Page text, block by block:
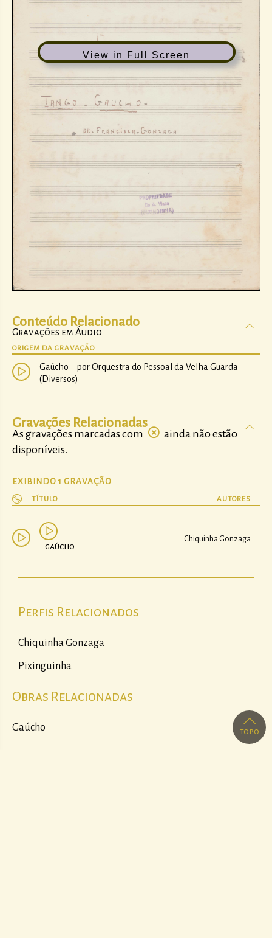
topo
View in Full Screen
Conteúdo Relacionado
Gravações em Áudio
ORIGEM DA GRAVAÇÃO
Gaúcho – por Orquestra do Pessoal da Velha Guarda
(Diversos)
Gravações Relacionadas
As gravações marcadas com
ainda não estão
disponíveis.
EXIBINDO 1 GRAVAÇÃO
TÍTULO AUTORES
gaúcho
Chiquinha Gonzaga
Perfis Relacionados
Chiquinha Gonzaga
Pixinguinha
Obras Relacionadas
Gaúcho